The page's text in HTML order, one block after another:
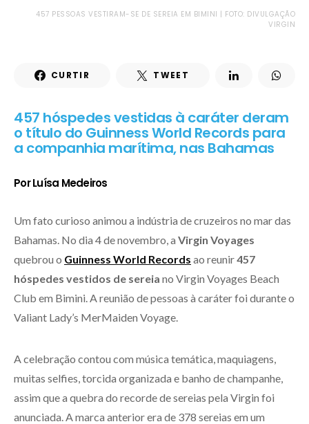
457 PESSOAS VESTIRAM-SE DE SEREIA EM BIMINI | FOTO: DIVULGAÇÃO
VIRGIN
CURTIR TWEET
457 hóspedes vestidas à caráter deram
o título do Guinness World Records para
a companhia marítima, nas Bahamas
Por Luísa Medeiros
Um fato curioso animou a indústria de cruzeiros no mar das
Bahamas. No dia 4 de novembro, a Virgin Voyages
quebrou o Guinness World Records ao reunir457
hóspedes vestidos de sereia no Virgin Voyages Beach
Club em Bimini. A reunião de pessoas à caráter foi durante o
Valiant Lady’s MerMaiden Voyage.
A celebração contou com música temática, maquiagens,
muitas selfies, torcida organizada e banho de champanhe,
assim que a quebra do recorde de sereias pela Virgin foi
anunciada. A marca anterior era de 378 sereias em um